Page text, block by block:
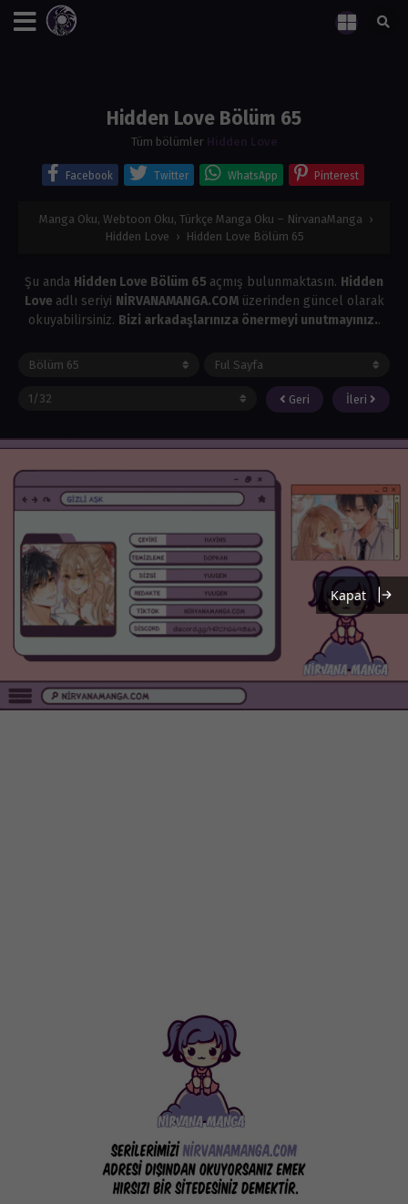
Hidden Love Bölüm 65
Tüm bölümler Hidden Love
Facebook Twitter WhatsApp Pinterest
Manga Oku, Webtoon Oku, Türkçe Manga Oku – NirvanaManga ›
Hidden Love › Hidden Love Bölüm 65
Şu anda Hidden Love Bölüm 65 açmış bulunmaktasın. Hidden
Love adlı seriyi NİRVANAMANGA.COM üzerinden güncel olarak
okuyabilirsiniz. Bizi arkadaşlarınıza önermeyi unutmayınız..
Geri İleri
Kapat